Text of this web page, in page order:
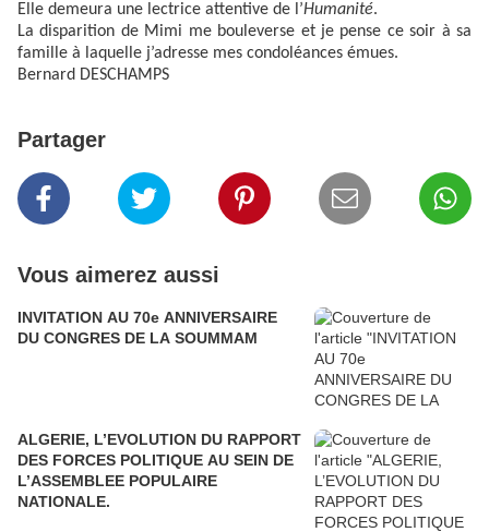
Elle demeura une lectrice attentive de l’Humanité.
La disparition de Mimi me bouleverse et je pense ce soir à sa
famille à laquelle j’adresse mes condoléances émues.
Bernard DESCHAMPS
Partager
Vous aimerez aussi
INVITATION AU 70e ANNIVERSAIRE
DU CONGRES DE LA SOUMMAM
ALGERIE, L’EVOLUTION DU RAPPORT
DES FORCES POLITIQUE AU SEIN DE
L’ASSEMBLEE POPULAIRE
NATIONALE.